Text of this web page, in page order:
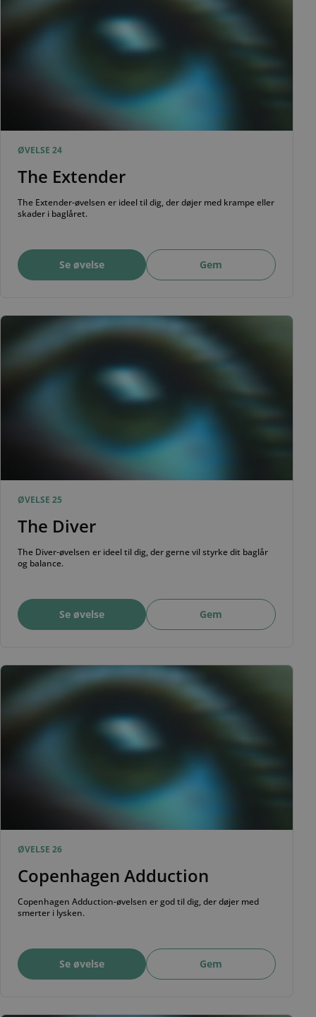
ØVELSE 24
The Extender
The Extender-øvelsen er ideel til dig, der døjer med krampe eller
skader i baglåret.
Se øvelse Gem
ØVELSE 25
The Diver
The Diver-øvelsen er ideel til dig, der gerne vil styrke dit baglår
og balance.
Se øvelse Gem
ØVELSE 26
Copenhagen Adduction
Copenhagen Adduction-øvelsen er god til dig, der døjer med
smerter i lysken.
Se øvelse Gem